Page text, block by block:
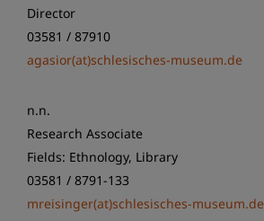
Director
03581 / 87910
agasior(at)schlesisches-museum.de
n.n.
Research Associate
Fields: Ethnology, Library
03581 / 8791-133
mreisinger(at)schlesisches-museum.de